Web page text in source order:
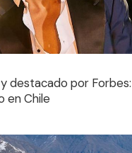
destacado por
en Chile